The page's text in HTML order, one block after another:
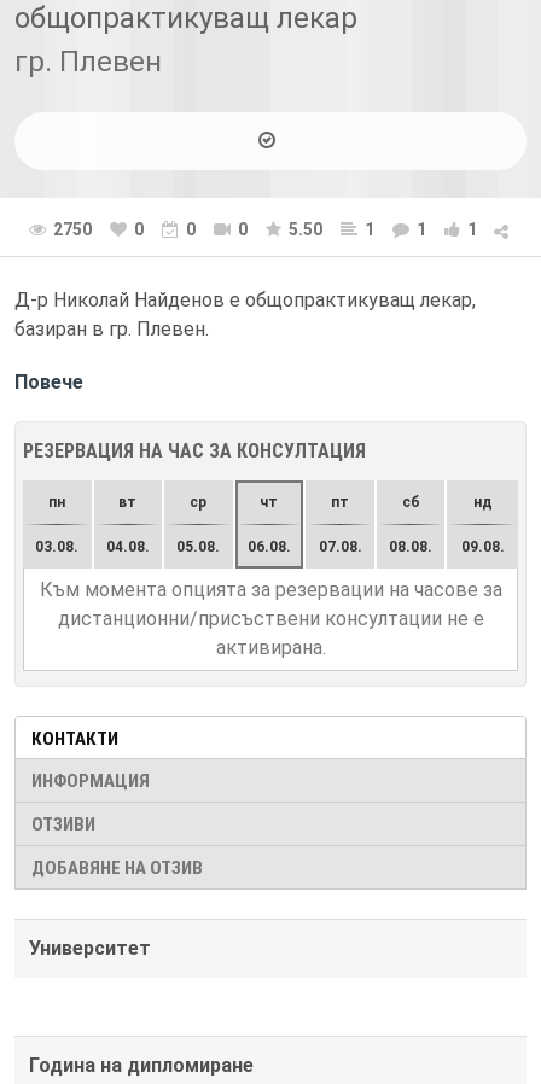
общопрактикуващ лекар
гр. Плевен
2750 0 0 0 5.50 1 1 1
Д-р Николай Найденов е общопрактикуващ лекар,
базиран в гр. Плевен.
Повече
РЕЗЕРВАЦИЯ НА ЧАС ЗА КОНСУЛТАЦИЯ
пн
03.08.
вт
04.08.
ср
05.08.
чт
06.08.
пт
07.08.
сб
08.08.
нд
09.08.
Към момента опцията за резервации на часове за
дистанционни/присъствени консултации не е
активирана.
КОНТАКТИ
ИНФОРМАЦИЯ
ОТЗИВИ
ДОБАВЯНЕ НА ОТЗИВ
Университет
Година на дипломиране